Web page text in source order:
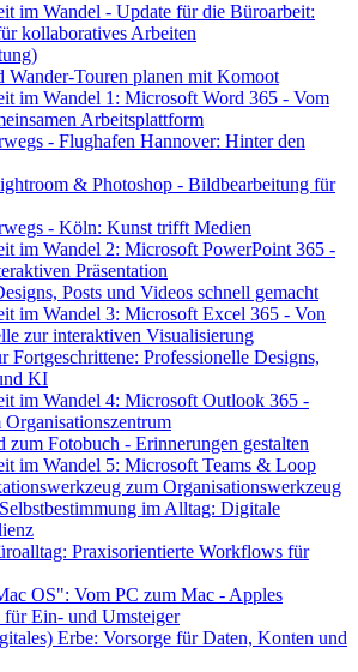
im Wandel - Update für die Büroarbeit:
kollaboratives Arbeiten
Wander-Touren planen mit Komoot
im Wandel 1: Microsoft Word 365 - Vom
Arbeitsplattform
- Flughafen Hannover: Hinter den
& Photoshop - Bildbearbeitung für
- Köln: Kunst trifft Medien
im Wandel 2: Microsoft PowerPoint 365 -
Präsentation
Posts und Videos schnell gemacht
im Wandel 3: Microsoft Excel 365 - Von
zur interaktiven Visualisierung
Fortgeschrittene: Professionelle Designs,
KI
im Wandel 4: Microsoft Outlook 365 -
zum Fotobuch - Erinnerungen gestalten
im Wandel 5: Microsoft Teams & Loop
zum Organisationswerkzeug
im Alltag: Digitale
Praxisorientierte Workflows für
OS": Vom PC zum Mac - Apples
Ein- und Umsteiger
Erbe: Vorsorge für Daten, Konten und